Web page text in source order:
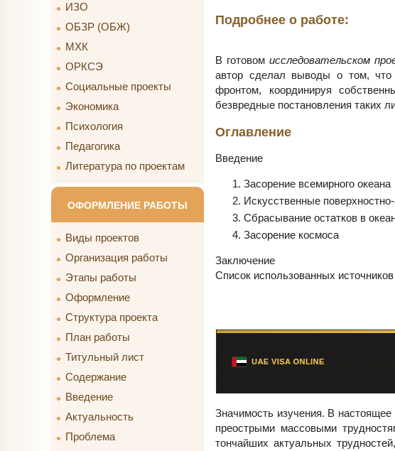
ИЗО
ОБЗР (ОБЖ)
МХК
ОРКСЭ
Социальные проекты
Экономика
Психология
Педагогика
Литература по проектам
ОФОРМЛЕНИЕ РАБОТЫ
Виды проектов
Организация работы
Этапы работы
Оформление
Структура проекта
План работы
Титульный лист
Содержание
Введение
Актуальность
Проблема
Подробнее о работе:
В готовом исследовательском
автор сделал выводы о том, что
фронтом, координируя
безвредные постановления таких
Оглавление
Введение
Засорение всемирного океана
Искусственные
Сбрасывание остатков в
Засорение космоса
Заключение
Список использованных источников
Значимость изучения. В
преострыми массовыми
тончайших актуальных